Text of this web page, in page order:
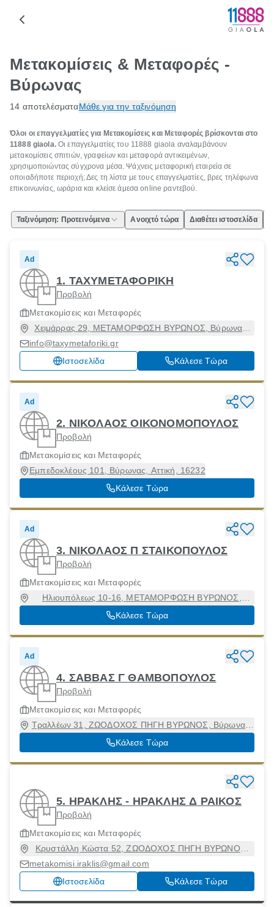
Μετακομίσεις & Μεταφορές -
Βύρωνας
14 αποτελέσματαΜάθε για την ταξινόμηση
Όλοι οι επαγγελματίες για Μετακομίσεις και Μεταφορές βρίσκονται στο
11888 giaola.Οι επαγγελματίες του 11888 giaola αναλαμβάνουν
μετακομίσεις σπιτιών, γραφείων και μεταφορά αντικειμένων,
χρησιμοποιώντας σύγχρονα μέσα. Ψάχνεις μεταφορική εταιρεία σε
οποιαδήποτε περιοχή; Δες τη λίστα με τους επαγγελματίες, βρες τηλέφωνα
επικοινωνίας, ωράρια και κλείσε άμεσα online ραντεβού.
Ταξινόμηση: Προτεινόμενα Ανοιχτό τώρα Διαθέτει ιστοσελίδα
Ad
1. ΤΑΧΥΜΕΤΑΦΟΡΙΚΗ
Προβολή
Μετακομίσεις και Μεταφορές
Χειμάρρας 29, ΜΕΤΑΜΟΡΦΩΣΗ ΒΥΡΩΝΟΣ, Βύρωνας,
Αττική, 16232
info@taxymetaforiki.gr
Ιστοσελίδα
Κάλεσε Τώρα
Ad
2. ΝΙΚΟΛΑΟΣ ΟΙΚΟΝΟΜΟΠΟΥΛΟΣ
Προβολή
Μετακομίσεις και Μεταφορές
Εμπεδοκλέους 101, Βύρωνας, Αττική, 16232
Κάλεσε Τώρα
Ad
3. ΝΙΚΟΛΑΟΣ Π ΣΤΑΙΚΟΠΟΥΛΟΣ
Προβολή
Μετακομίσεις και Μεταφορές
Ηλιουπόλεως 10-16, ΜΕΤΑΜΟΡΦΩΣΗ ΒΥΡΩΝΟΣ,
Βύρωνας, Αττική, 16232
Κάλεσε Τώρα
Ad
4. ΣΑΒΒΑΣ Γ ΘΑΜΒΟΠΟΥΛΟΣ
Προβολή
Μετακομίσεις και Μεταφορές
Τραλλέων 31, ΖΩΟΔΟΧΟΣ ΠΗΓΗ ΒΥΡΩΝΟΣ, Βύρωνας,
Αττική, 16231
Κάλεσε Τώρα
5. ΗΡΑΚΛΗΣ - ΗΡΑΚΛΗΣ Δ ΡΑΙΚΟΣ
Προβολή
Μετακομίσεις και Μεταφορές
Κρυστάλλη Κώστα 52, ΖΩΟΔΟΧΟΣ ΠΗΓΗ ΒΥΡΩΝΟΣ,
Βύρωνας, Αττική, 16231
metakomisi.iraklis@gmail.com
Ιστοσελίδα
Κάλεσε Τώρα